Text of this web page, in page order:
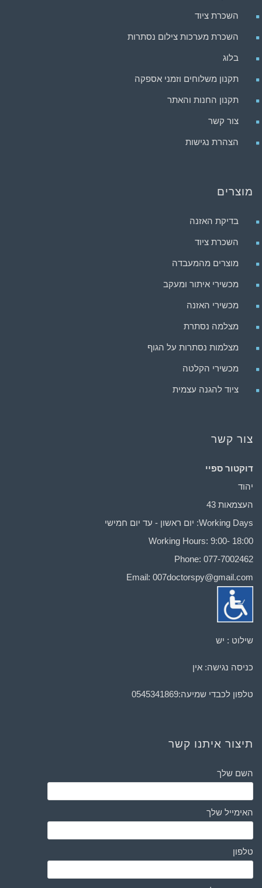
השכרת ציוד
השכרת מערכות צילום נסתרות
בלוג
תקנון משלוחים וזמני אספקה
תקנון החנות והאתר
צור קשר
הצהרת נגישות
מוצרים
בדיקת האזנה
השכרת ציוד
מוצרים מהמעבדה
מכשירי איתור ומעקב
מכשירי האזנה
מצלמה נסתרת
מצלמות נסתרות על הגוף
מכשירי הקלטה
ציוד להגנה עצמית
צור קשר
דוקטור ספיי
יהוד
העצמאות 43
Working Days: יום ראשון - עד יום חמישי
Working Hours: 9:00- 18:00
Phone: 077-7002462
Email: 007doctorspy@gmail.com
שילוט : יש
כניסה נגישה: אין
טלפון לכבדי שמיעה:0545341869
תיצור איתנו קשר
השם שלך
האימייל שלך
טלפון